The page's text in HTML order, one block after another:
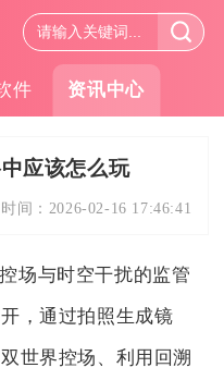
件 资讯中心
应该怎么玩
间： 2026-02-16 17:46:41
场与时空干扰的监管
，通过拍照生成镜
世界控场、利用回溯